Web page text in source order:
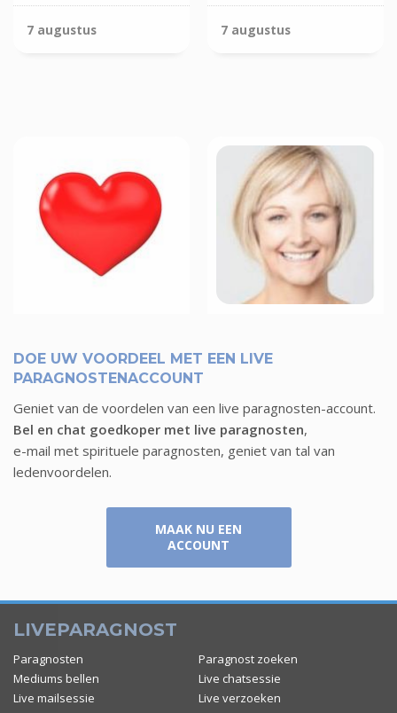
7 augustus 7 augustus
7 augustus
QUINY QUEEN SPARKEL
DOE UW VOORDEEL MET EEN LIVE
PARAGNOSTENACCOUNT
Geniet van de voordelen van een live paragnosten-account.
Bel en chat goedkoper met live paragnosten,
e-mail met spirituele paragnosten, geniet van tal van
ledenvoordelen.
MAAK NU EEN
ACCOUNT
LIVEPARAGNOST
Paragnosten
Paragnost zoeken
Mediums bellen
Live chatsessie
Live mailsessie
Live verzoeken